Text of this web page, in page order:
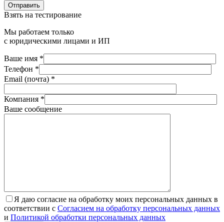
Отправить
Взять на тестирование
Мы работаем только
с юридическими лицами и ИП
Ваше имя *
Телефон *
Email (почта) *
Компания *
Ваше сообщение
Я даю согласие на обработку моих персональных данных в
соответствии с Согласием на обработку персональных данных
и Политикой обработки персональных данных